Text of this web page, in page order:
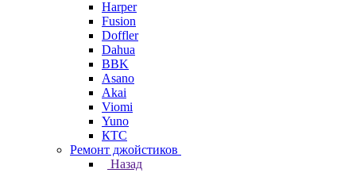
Harper
Fusion
Doffler
Dahua
BBK
Asano
Akai
Viomi
Yuno
КТС
Ремонт джойстиков
Назад